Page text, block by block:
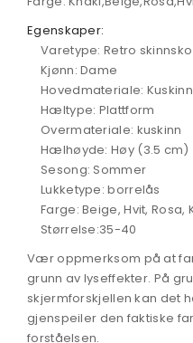
Egenskaper:
Varetype: Retro skinnsko
Kjønn: Dame
Hovedmateriale: Kuskinn
Hæltype: Plattform
Overmateriale: kuskinn
Hælhøyde: Høy (3.5 cm)
Sesong: Sommer
Lukketype: borrelås
Farge: Beige, Hvit, Rosa,
Størrelse:35-40
Vær oppmerksom på at
grunn av lyseffekter. På
skjermforskjellen kan det
gjenspeiler den faktiske
forståelsen.